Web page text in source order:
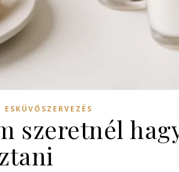
ESKÜVŐSZERVEZÉS
szeretnél